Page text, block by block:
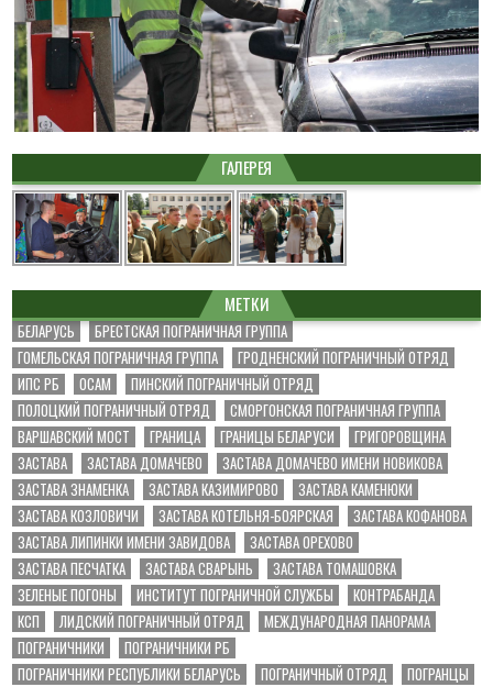
ГАЛЕРЕЯ
МЕТКИ
БЕЛАРУСЬ
БРЕСТСКАЯ ПОГРАНИЧНАЯ ГРУППА
ГОМЕЛЬСКАЯ ПОГРАНИЧНАЯ ГРУППА
ГРОДНЕНСКИЙ ПОГРАНИЧНЫЙ ОТРЯД
ИПС РБ
ОСАМ
ПИНСКИЙ ПОГРАНИЧНЫЙ ОТРЯД
ПОЛОЦКИЙ ПОГРАНИЧНЫЙ ОТРЯД
СМОРГОНСКАЯ ПОГРАНИЧНАЯ ГРУППА
ВАРШАВСКИЙ МОСТ
ГРАНИЦА ГРАНИЦЫ БЕЛАРУСИ
ГРИГОРОВЩИНА
ЗАСТАВА
ЗАСТАВА ДОМАЧЕВО
ЗАСТАВА ДОМАЧЕВО ИМЕНИ НОВИКОВА
ЗАСТАВА ЗНАМЕНКА
ЗАСТАВА КАЗИМИРОВО
ЗАСТАВА КАМЕНЮКИ
ЗАСТАВА КОЗЛОВИЧИ
ЗАСТАВА КОТЕЛЬНЯ-БОЯРСКАЯ
ЗАСТАВА КОФАНОВА
ЗАСТАВА ЛИПИНКИ ИМЕНИ ЗАВИДОВА
ЗАСТАВА ОРЕХОВО
ЗАСТАВА ПЕСЧАТКА
ЗАСТАВА СВАРЫНЬ
ЗАСТАВА ТОМАШОВКА
ЗЕЛЕНЫЕ ПОГОНЫ
ИНСТИТУТ ПОГРАНИЧНОЙ СЛУЖБЫ
КОНТРАБАНДА
КСП
ЛИДСКИЙ ПОГРАНИЧНЫЙ ОТРЯД
МЕЖДУНАРОДНАЯ ПАНОРАМА
ПОГРАНИЧНИКИ
ПОГРАНИЧНИКИ РБ
ПОГРАНИЧНИКИ РЕСПУБЛИКИ БЕЛАРУСЬ
ПОГРАНИЧНЫЙ ОТРЯД
ПОГРАНЦЫ